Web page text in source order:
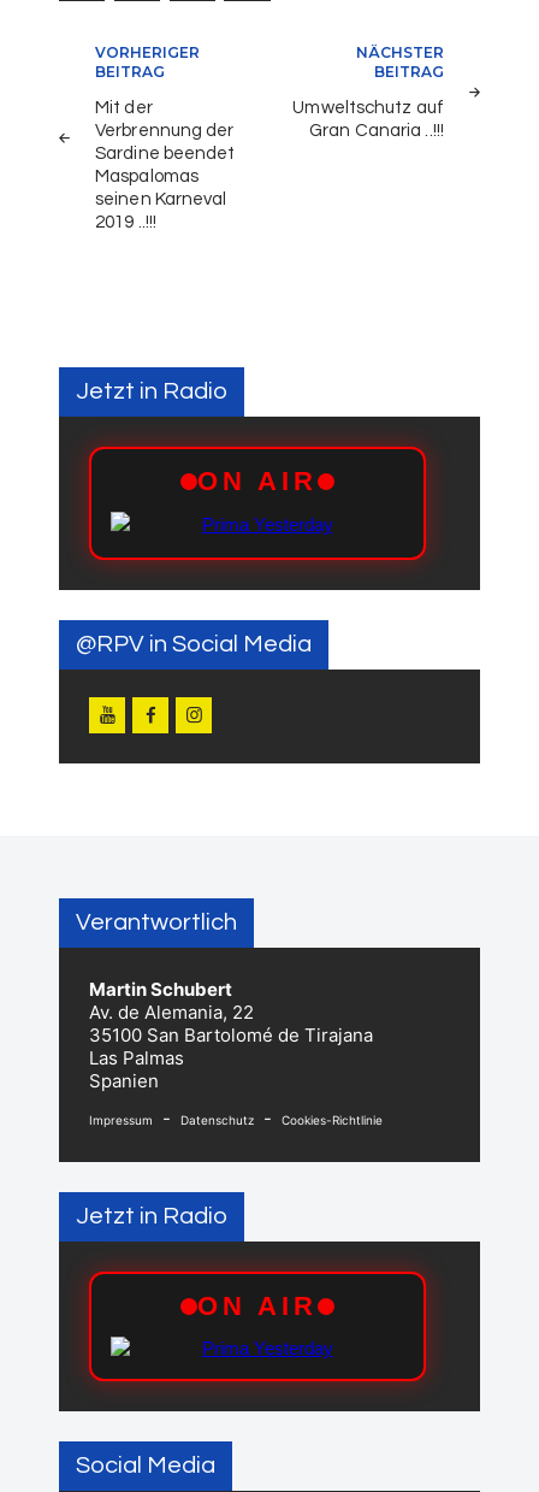
Beitragsnavigation
VORHERIGER
BEITRAG
Mit der
Verbrennung der
Sardine beendet
Maspalomas
seinen Karneval
2019 ..!!!
NÄCHSTER
BEITRAG
Umweltschutz auf
Gran Canaria ..!!!
Jetzt in Radio
@RPV in Social Media
Verantwortlich
Martin Schubert
Av. de Alemania, 22
35100 San Bartolomé de Tirajana
Las Palmas
Spanien
Impressum - Datenschutz - Cookies-Richtlinie
Jetzt in Radio
Social Media